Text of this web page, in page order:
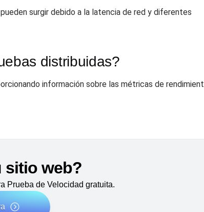
surgir debido a la latencia de red y diferentes
distribuidas?
información sobre las métricas de
sitio web?
Prueba de Velocidad gratuita.